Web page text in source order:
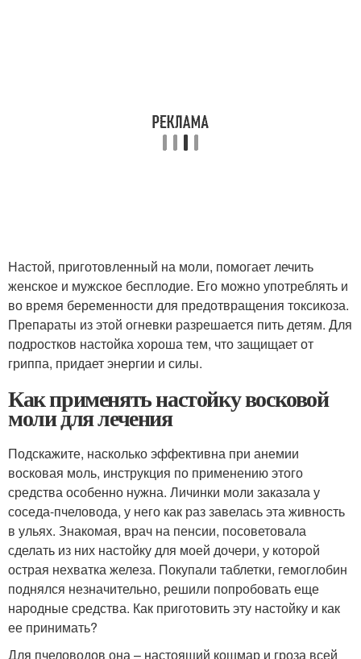
Настой, приготовленный на моли, помогает лечить
женское и мужское бесплодие. Его можно употреблять и
во время беременности для предотвращения токсикоза.
Препараты из этой огневки разрешается пить детям. Для
подростков настойка хороша тем, что защищает от
гриппа, придает энергии и силы.
Как применять настойку восковой
моли для лечения
Подскажите, насколько эффективна при анемии
восковая моль, инструкция по применению этого
средства особенно нужна. Личинки моли заказала у
соседа-пчеловода, у него как раз завелась эта живность
в ульях. Знакомая, врач на пенсии, посоветовала
сделать из них настойку для моей дочери, у которой
острая нехватка железа. Покупали таблетки, гемоглобин
поднялся незначительно, решили попробовать еще
народные средства. Как приготовить эту настойку и как
ее принимать?
Для пчеловодов она – настоящий кошмар и гроза всей